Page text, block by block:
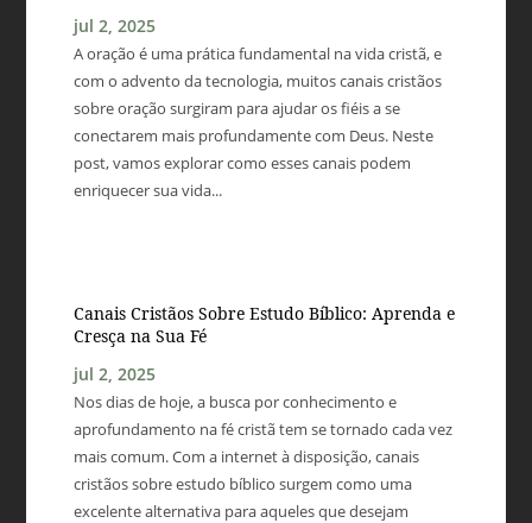
jul 2, 2025
A oração é uma prática fundamental na vida cristã, e
com o advento da tecnologia, muitos canais cristãos
sobre oração surgiram para ajudar os fiéis a se
conectarem mais profundamente com Deus. Neste
post, vamos explorar como esses canais podem
enriquecer sua vida...
Canais Cristãos Sobre Estudo Bíblico: Aprenda e
Cresça na Sua Fé
jul 2, 2025
Nos dias de hoje, a busca por conhecimento e
aprofundamento na fé cristã tem se tornado cada vez
mais comum. Com a internet à disposição, canais
cristãos sobre estudo bíblico surgem como uma
excelente alternativa para aqueles que desejam